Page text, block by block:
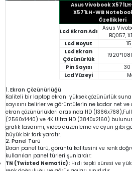
Asus Vivobook
X571LH-WB
Özellikleri
Lcd Ekran Adı
Asus
BQ057,
Lcd Boyut
Lcd Ekran
Çözünürlük
Pin Sayısı
30
Lcd Yüzeyi
1. Ekran Çözünürlüğü
Kaliteli bir laptop ekranı yüksek çözünürlük
sayısını belirler ve görüntülerin ne kadar net
ekran çözünürlükleri arasında HD
(2560x1440) ve 4K Ultra HD (3840x2160)
grafik tasarımı, video düzenleme ve oyun gibi
büyük bir fark yaratır.
2. Panel Türü
Ekran panel türü, görüntü kalitesini ve renk
kullanılan panel türleri şunlardır:
TN (Twisted Nematic): Hızlı tepki süresi ve